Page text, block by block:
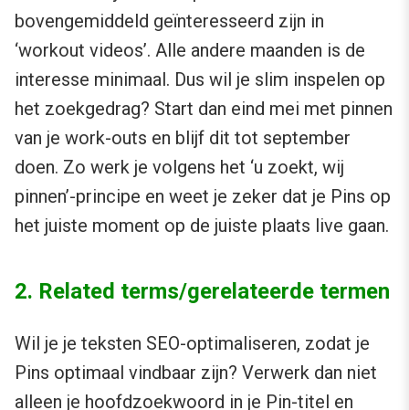
bovengemiddeld geïnteresseerd zijn in
‘workout videos’. Alle andere maanden is de
interesse minimaal. Dus wil je slim inspelen op
het zoekgedrag? Start dan eind mei met pinnen
van je work-outs en blijf dit tot september
doen. Zo werk je volgens het ‘u zoekt, wij
pinnen’-principe en weet je zeker dat je Pins op
het juiste moment op de juiste plaats live gaan.
2. Related terms/gerelateerde termen
Wil je je teksten SEO-optimaliseren, zodat je
Pins optimaal vindbaar zijn? Verwerk dan niet
alleen je hoofdzoekwoord in je Pin-titel en